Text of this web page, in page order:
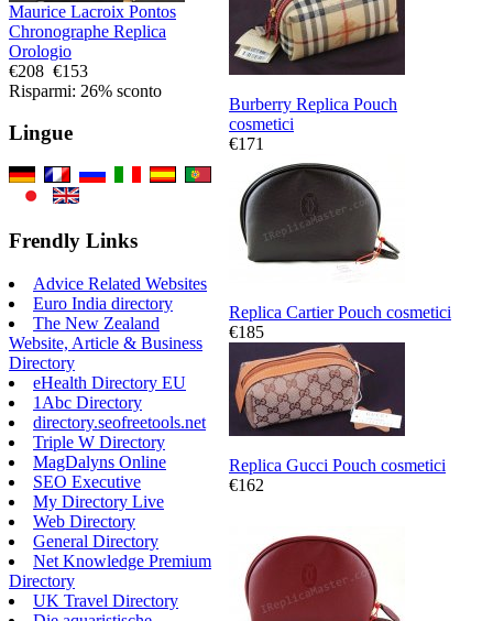
Maurice Lacroix Pontos
Chronographe Replica
Orologio
€208 €153
Risparmi: 26% sconto
Lingue
Frendly Links
Advice Related Websites
Euro India directory
The New Zealand
Website, Article & Business
Directory
eHealth Directory EU
1Abc Directory
directory.seofreetools.net
Triple W Directory
MagDalyns Online
SEO Executive
My Directory Live
Web Directory
General Directory
Net Knowledge Premium
Directory
UK Travel Directory
Burberry Replica Pouch
cosmetici
€171
Replica Cartier Pouch cosmetici
€185
Replica Gucci Pouch cosmetici
€162